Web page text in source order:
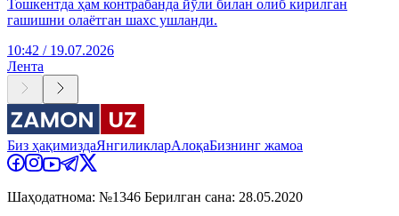
Тошкентда ҳам контрабанда йўли билан олиб кирилган
гашишни олаётган шахс ушланди.
10:42 / 19.07.2026
Лента
Биз ҳақимиздаЯнгиликларАлоқаБизнинг жамоа
Шаҳодатнома: №1346 Берилган сана: 28.05.2020